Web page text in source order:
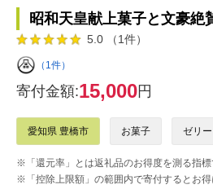
昭和天皇献上菓子と文豪絶
5.0 （1件）
（1件）
寄付金額:15,000円
愛知県 豊橋市 お菓子 ゼリー
※「還元率」とは返礼品のお得度を測る指標
※「控除上限額」の範囲内で寄付するとお